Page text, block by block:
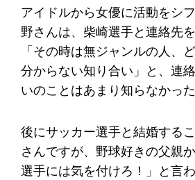
アイドルから女優に活動をシ
野さんは、柴崎選手と連絡先
「その時は無ジャンルの人、
分からない知り合い」と、連
いのことはあまり知らなかった
後にサッカー選手と結婚する
さんですが、野球好きの父親
選手には気を付けろ！」と言